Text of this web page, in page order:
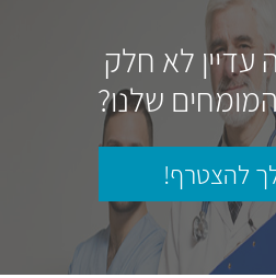
עדיין לא חלק
שלנו?
להצטרף!